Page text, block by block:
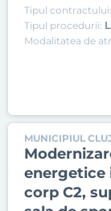
Tipul contractului:
Tipul procedurii:
Modalitatea de
MUNICIPIUL
energetice
corp C2,